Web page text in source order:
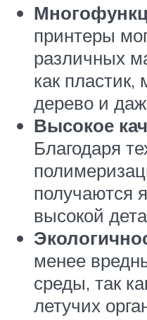
принтеры
различных
как пластик,
дерево и
Высокое
Благодаря
получаются
высокой
менее
среды, так
летучих